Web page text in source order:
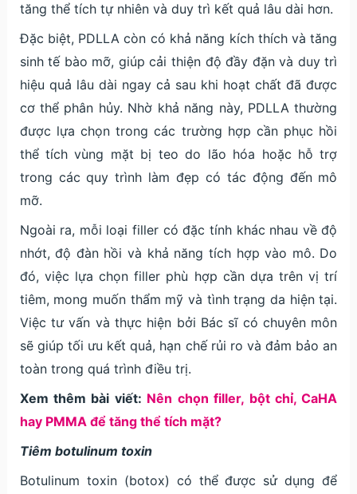
tăng thể tích tự nhiên và duy trì kết quả lâu dài hơn.
Đặc biệt, PDLLA còn có khả năng kích thích và tăng
sinh tế bào mỡ, giúp cải thiện độ đầy đặn và duy trì
hiệu quả lâu dài ngay cả sau khi hoạt chất đã được
cơ thể phân hủy. Nhờ khả năng này, PDLLA thường
được lựa chọn trong các trường hợp cần phục hồi
thể tích vùng mặt bị teo do lão hóa hoặc hỗ trợ
trong các quy trình làm đẹp có tác động đến mô
mỡ.
Ngoài ra, mỗi loại filler có đặc tính khác nhau về độ
nhớt, độ đàn hồi và khả năng tích hợp vào mô. Do
đó, việc lựa chọn filler phù hợp cần dựa trên vị trí
tiêm, mong muốn thẩm mỹ và tình trạng da hiện tại.
Việc tư vấn và thực hiện bởi Bác sĩ có chuyên môn
sẽ giúp tối ưu kết quả, hạn chế rủi ro và đảm bảo an
toàn trong quá trình điều trị.
Xem thêm bài viết: Nên chọn filler, bột chỉ, CaHA
hay PMMA để tăng thể tích mặt?
Tiêm botulinum toxin
Botulinum toxin (botox) có thể được sử dụng để